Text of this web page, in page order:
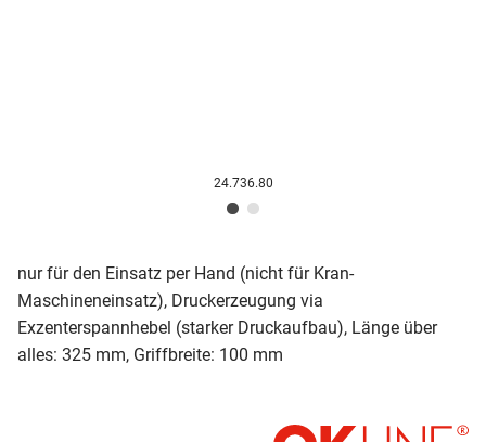
24.736.80
nur für den Einsatz per Hand (nicht für Kran-
Maschineneinsatz), Druckerzeugung via
Exzenterspannhebel (starker Druckaufbau), Länge über
alles: 325 mm, Griffbreite: 100 mm